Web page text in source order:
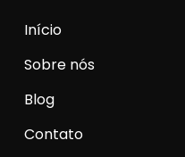
Início
Sobre nós
Blog
Contato